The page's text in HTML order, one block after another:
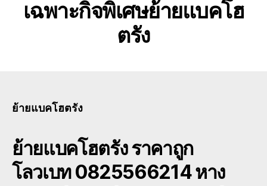
ประเทศ.com
เฉพาะกิจพิเศษย้ายแบคโฮ
ตรัง
ย้ายแบคโฮตรัง
ย้ายแบคโฮตรังราคาถูก
โลวเบท 0825566214 หาง